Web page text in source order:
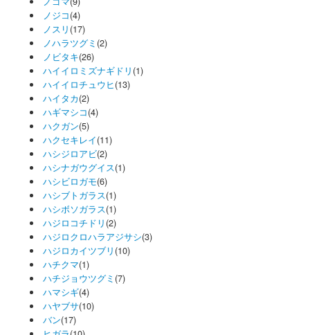
ノジコ(4)
ノスリ (17)
ノハラツグミ (2)
ノビタキ(26)
ハイイロミズナギドリ (1)
ハイイロチュウヒ(13)
ハイタカ(2)
ハギマシコ(4)
ハクガン(5)
ハクセキレイ(11)
ハシジロアビ(2)
ハシナガウグイス(1)
ハシビロガモ(6)
ハシブトガラス(1)
ハシボソガラス(1)
ハジロコチドリ (2)
ハジロクロハラアジサシ(3)
ハジロカイツブリ (10)
ハチクマ(1)
ハチジョウツグミ (7)
ハマシギ(4)
ハヤブサ(10)
バン(17)